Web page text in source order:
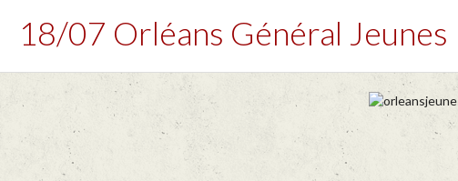
18/07 Orléans Général Jeunes